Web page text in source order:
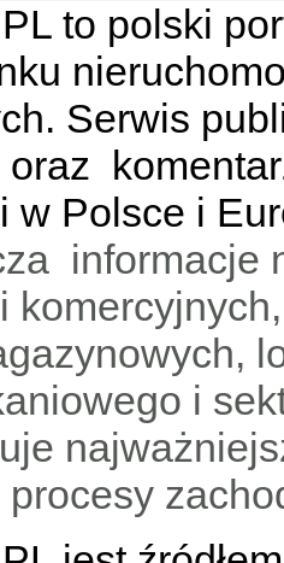
to polski
Serwis
oraz
w Polsce i
informacje
i
procesy